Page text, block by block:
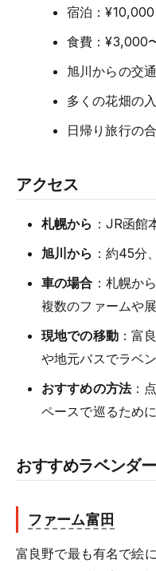
宿泊：
食費：¥3,000
旭川からの交
多くの花畑の
日帰り旅行の
アクセス
札幌から ：JR函館
旭川から ：約45分
車の場合 ：札幌か
複数のファームや
現地での移動：富
や地元バスでラベ
おすすめの方法：
ペースで巡るため
おすすめラベンダ
ファーム富田
富良野で最も有名で絵